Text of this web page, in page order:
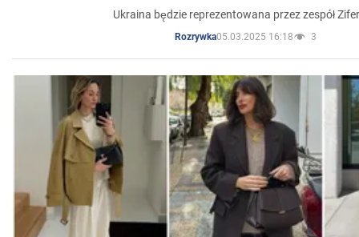
Ukraina będzie reprezentowana przez zespół
Rozrywka05.03.2025 16:18 3